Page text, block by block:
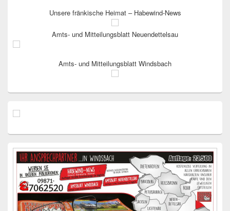
Unsere fränkische Heimat – Habewind-News
Amts- und Mitteilungsblatt Neuendettelsau
Amts- und Mitteilungsblatt Windsbach